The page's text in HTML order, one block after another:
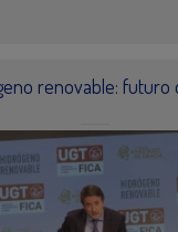
renovable: futuro